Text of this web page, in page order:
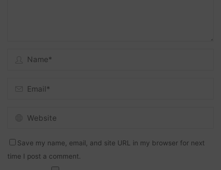
Save my name, email, and site URL in my browser for next
time I post a comment.